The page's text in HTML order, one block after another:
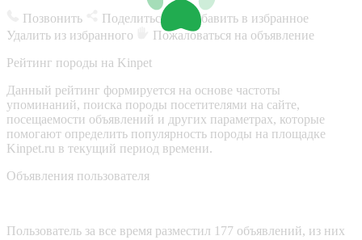
Позвонить Поделиться
Добавить в избранное
Удалить из избранного
Пожаловаться на объявление
Рейтинг породы на Kinpet
Данный рейтинг формируется на основе частоты
упоминаний, поиска породы посетителями на сайте,
посещаемости объявлений и других параметрах, которые
помогают определить популярность породы на площадке
Kinpet.ru в текущий период времени.
Объявления пользователя
Пользователь за все время разместил 177 объявлений, из них